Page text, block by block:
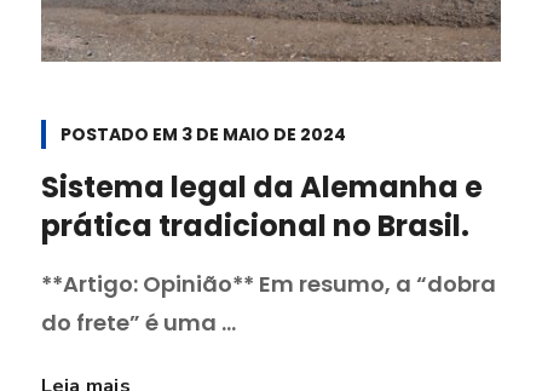
POSTADO EM 3 DE MAIO DE 2024
Sistema legal da Alemanha e
prática tradicional no Brasil.
**Artigo: Opinião** Em resumo, a “dobra
do frete” é uma ...